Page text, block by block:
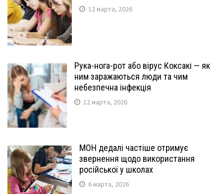
12 марта, 2026
Рука-нога-рот або вірус Коксакі — як
ним заражаються люди та чим
небезпечна інфекція
12 марта, 2026
МОН дедалі частіше отримує
звернення щодо використання
російської у школах
6 марта, 2026